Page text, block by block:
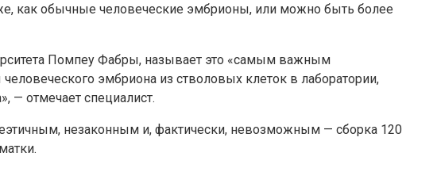
как обычные человеческие эмбрионы, или можно быть более
Помпеу Фабры, называет это «самым важным
эмбриона из стволовых клеток в лаборатории,
— отмечает специалист.
незаконным и, фактически, невозможным — сборка 120